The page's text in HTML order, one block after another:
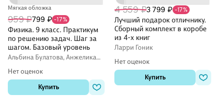
Мягкая обложка
959 ₽799 ₽ -17%
Физика. 9 класс. Практикум
по решению задач. Шаг за
шагом. Базовый уровень
Альбина Булатова, Анжелика
Нет оценок
Купить
4 559 ₽3 799 ₽ -17%
Лучший подарок отличнику.
Сборный комплект в коробе
из 4-х книг
Ларри Гоник
Нет оценок
Купить